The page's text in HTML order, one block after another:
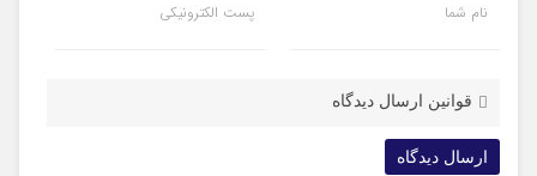
نام شما پست الکترونیکی
قوانین ارسال دیدگاه